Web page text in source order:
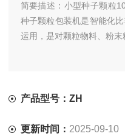
简要描述： 小型种子颗粒
种子颗粒包装机是智能化
运用，是对颗粒物料、粉
产品型号：ZH
更新时间： 2025-09-10